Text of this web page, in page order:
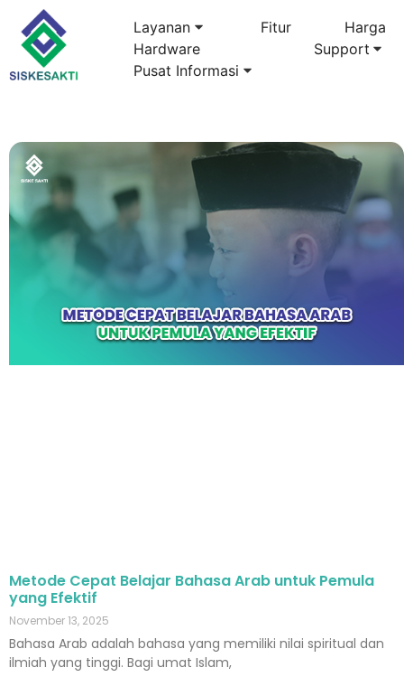
Layanan Fitur
Harga
Hardware
Support
Pusat Informasi
Metode Cepat Belajar Bahasa Arab untuk Pemula
yang Efektif
November 13, 2025
Bahasa Arab adalah bahasa yang memiliki nilai spiritual dan
ilmiah yang tinggi. Bagi umat Islam,